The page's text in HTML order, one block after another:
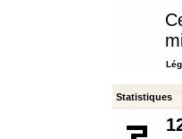
Statistiques